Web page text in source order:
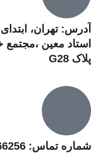
آدرس: تهران،
استاد معین
پلاک G28
شماره تماس: 09120466256